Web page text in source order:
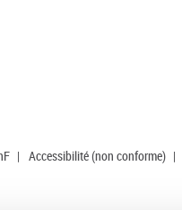
| Accessibilité (non conforme) |